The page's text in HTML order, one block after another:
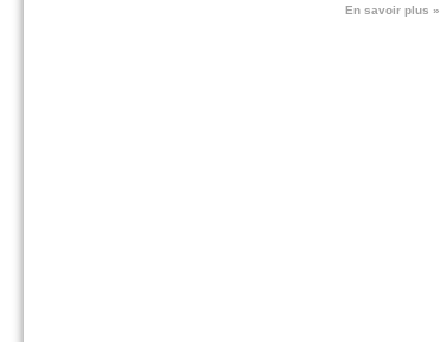
En savoir plus »